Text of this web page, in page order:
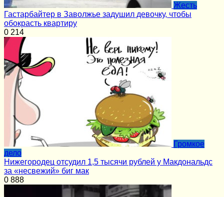
Жесть
Гастарбайтер в Заволжье задушил девочку, чтобы
обокрасть квартиру
0 214
Громкое
дело
Нижегородец отсудил 1,5 тысячи рублей у Макдональдс
за «несвежий» биг мак
0 888